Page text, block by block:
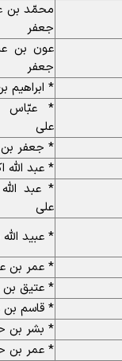
محمّد بن
جعفر
عون بن
جعفر
* ابراهیم
* عبّاس
على
* جعفر
* عبد اللّه
* عبد
على
* عبید
* عمر بن
* عتیق بن
* قاسم بن
* بشر بن
* عمر بن